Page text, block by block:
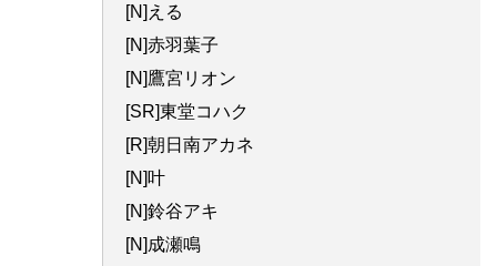
[N]える
[N]赤羽葉子
[N]鷹宮リオン
[SR]東堂コハク
[R]朝日南アカネ
[N]叶
[N]鈴谷アキ
[N]成瀬鳴